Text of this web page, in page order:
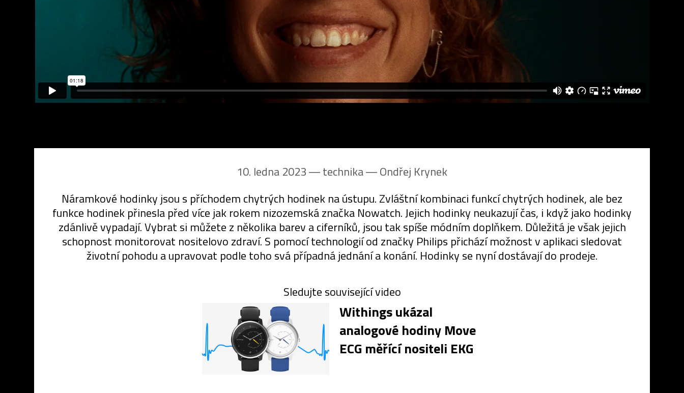
10. ledna 2023 ― technika ―Ondřej Krynek
Náramkové hodinky jsou s příchodem chytrých hodinek na ústupu. Zvláštní kombinaci funkcí chytrých hodinek, ale bez
funkce hodinek přinesla před více jak rokem nizozemská značka Nowatch. Jejich hodinky neukazují čas, i když jako hodinky
zdánlivě vypadají. Vybrat si můžete z několika barev a ciferníků, jsou tak spíše módním doplňkem. Důležitá je však jejich
schopnost monitorovat nositelovo zdraví. S pomocí technologií od značky Philips přichází možnost v aplikaci sledovat
životní pohodu a upravovat podle toho svá případná jednání a konání. Hodinky se nyní dostávají do prodeje.
Sledujte související video
Withings ukázal
analogové hodiny Move
ECG měřící nositeli EKG